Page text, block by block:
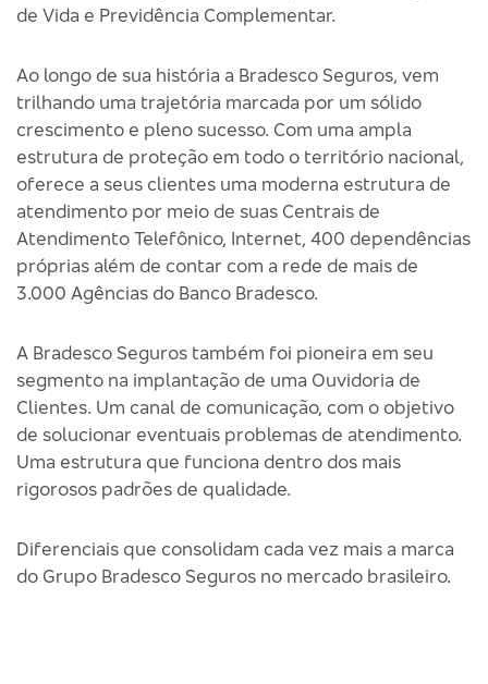
de Vida e Previdência Complementar.
Ao longo de sua história a Bradesco Seguros, vem
trilhando uma trajetória marcada por um sólido
crescimento e pleno sucesso. Com uma ampla
estrutura de proteção em todo o território nacional,
oferece a seus clientes uma moderna estrutura de
atendimento por meio de suas Centrais de
Atendimento Telefônico, Internet, 400 dependências
próprias além de contar com a rede de mais de
3.000 Agências do Banco Bradesco.
A Bradesco Seguros também foi pioneira em seu
segmento na implantação de uma Ouvidoria de
Clientes. Um canal de comunicação, com o objetivo
de solucionar eventuais problemas de atendimento.
Uma estrutura que funciona dentro dos mais
rigorosos padrões de qualidade.
Diferenciais que consolidam cada vez mais a marca
do Grupo Bradesco Seguros no mercado brasileiro.